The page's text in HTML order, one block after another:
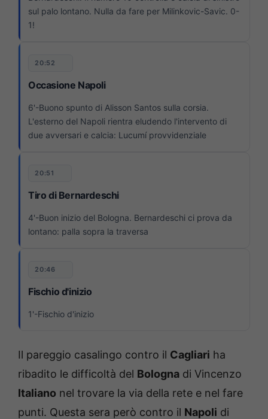
sul palo lontano. Nulla da fare per Milinkovic-Savic. 0-
1!
20:52
Occasione Napoli
6'-Buono spunto di Alisson Santos sulla corsia.
L'esterno del Napoli rientra eludendo l'intervento di
due avversari e calcia: Lucumí provvidenziale
20:51
Tiro di Bernardeschi
4'-Buon inizio del Bologna. Bernardeschi ci prova da
lontano: palla sopra la traversa
20:46
Fischio d'inizio
1'-Fischio d'inizio
Il pareggio casalingo contro il Cagliari ha
ribadito le difficoltà del Bologna di Vincenzo
Italiano nel trovare la via della rete e nel fare
punti. Questa sera però contro il Napoli di